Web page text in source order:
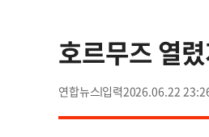
호르무즈 열
연합뉴스 2026.06.22